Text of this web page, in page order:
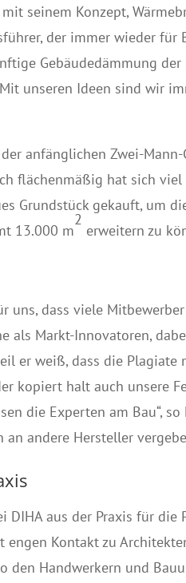
seinem Konzept,
der immer wieder für
Gebäudedämmung
unseren Ideen sind wir
anfänglichen Zwei-
flächenmäßig hat sich viel
Grundstück gekauft, um
13.000 m
2
erweitern zu
uns, dass viele
als Markt-Innovatoren,
er weiß, dass die
kopiert halt auch unsere
die Experten am Bau“,
andere Hersteller
aus der Praxis für die
engen Kontakt zu
den Handwerkern und